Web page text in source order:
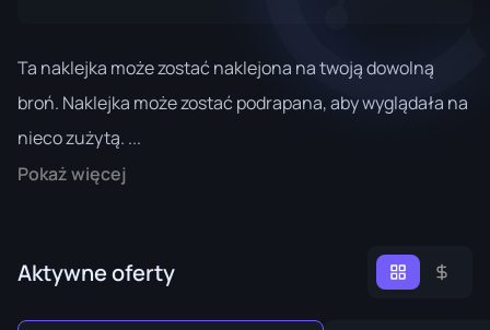
Ta naklejka może zostać naklejona na twoją dowolną
broń. Naklejka może zostać podrapana, aby wyglądała na
nieco zużytą. ...
Pokaż więcej
Aktywne oferty